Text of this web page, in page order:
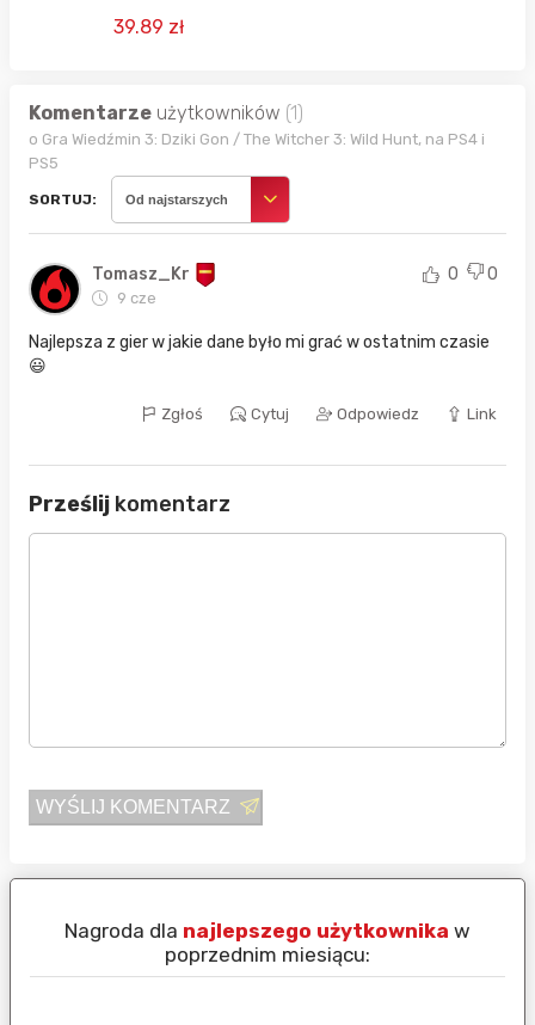
39.89 zł
Komentarze użytkowników (1)
o Gra Wiedźmin 3: Dziki Gon / The Witcher 3: Wild Hunt, na PS4 i
PS5
SORTUJ: Od najstarszych
Tomasz_Kr
9 cze
0 0
Najlepsza z gier w jakie dane było mi grać w ostatnim czasie
😃
Zgłoś Cytuj Odpowiedz Link
Prześlij komentarz
WYŚLIJ KOMENTARZ
Nagroda dla najlepszego użytkownika w
poprzednim miesiącu: